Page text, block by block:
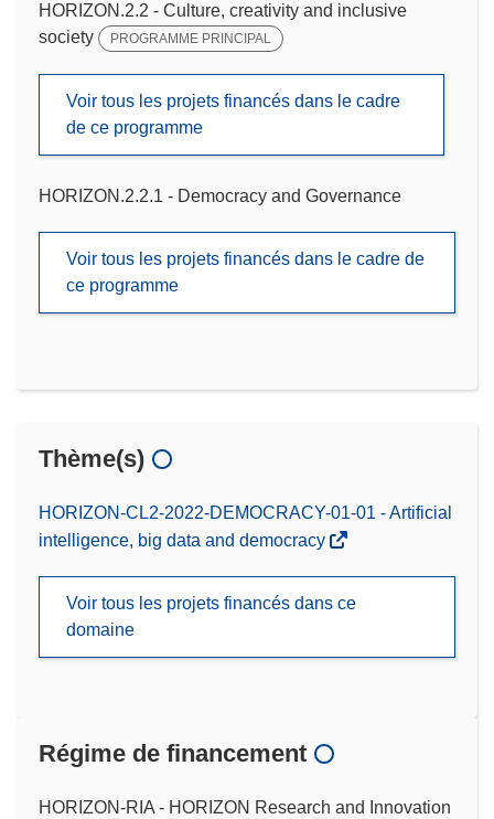
HORIZON.2.2 - Culture, creativity and inclusive
society
PROGRAMME PRINCIPAL
Voir tous les projets financés dans le cadre
de ce programme
HORIZON.2.2.1 - Democracy and Governance
Voir tous les projets financés dans le cadre de
ce programme
Thème(s)
HORIZON-CL2-2022-DEMOCRACY-01-01 - Artificial
intelligence, big data and democracy
Voir tous les projets financés dans ce
domaine
Régime de financement
HORIZON-RIA - HORIZON Research and Innovation